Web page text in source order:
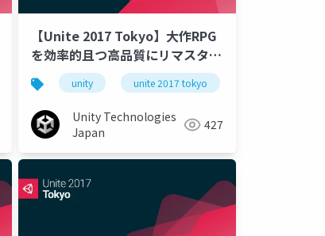
【Unite 2017 Tokyo】大作RPG
を効率的且つ高品質にリマスター
するためのUnity活用
unity unite 2017 tokyo
Unity Technologies
Japan
427